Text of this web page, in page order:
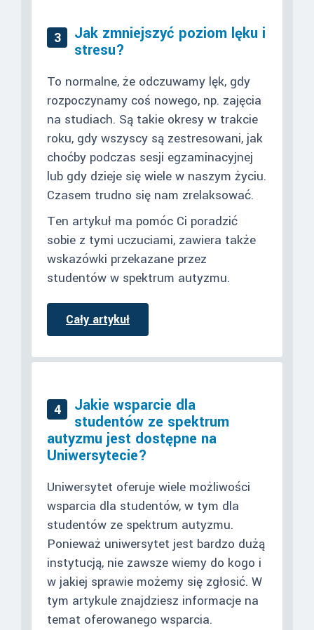
3
Jak zmniejszyć poziom lęku i
stresu?
To normalne, że odczuwamy lęk, gdy
rozpoczynamy coś nowego, np. zajęcia
na studiach. Są takie okresy w trakcie
roku, gdy wszyscy są zestresowani, jak
choćby podczas sesji egzaminacyjnej
lub gdy dzieje się wiele w naszym życiu.
Czasem trudno się nam zrelaksować.
Ten artykuł ma pomóc Ci poradzić
sobie z tymi uczuciami, zawiera także
wskazówki przekazane przez
studentów w spektrum autyzmu.
Cały artykuł
4
Jakie wsparcie dla
studentów ze spektrum
autyzmu jest dostępne na
Uniwersytecie?
Uniwersytet oferuje wiele możliwości
wsparcia dla studentów, w tym dla
studentów ze spektrum autyzmu.
Ponieważ uniwersytet jest bardzo dużą
instytucją, nie zawsze wiemy do kogo i
w jakiej sprawie możemy się zgłosić. W
tym artykule znajdziesz informacje na
temat oferowanego wsparcia.